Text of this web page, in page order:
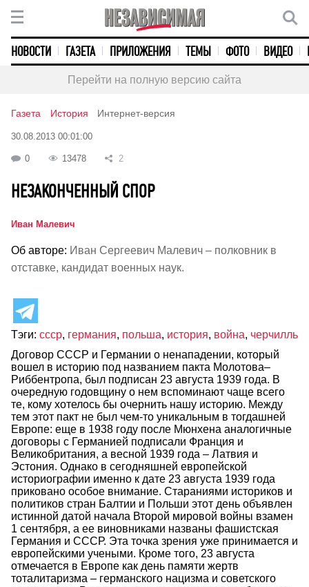
НОВОСТИ ГАЗЕТА ПРИЛОЖЕНИЯ ТЕМЫ ФОТО ВИДЕО
Перейти на полную версию сайта
Газета История Интернет-версия
30.08.2013 00:01:00
0 13478 2
НЕЗАКОНЧЕННЫЙ СПОР
Иван Малевич
Об авторе: Иван Сергеевич Малевич – полковник в
отставке, кандидат военных наук.
Тэги: ссср, германия, польша, история, война, черчилль
Договор СССР и Германии о ненападении, который
вошел в историю под названием пакта Молотова–
Риббентропа, был подписан 23 августа 1939 года. В
очередную годовщину о нем вспоминают чаще всего
те, кому хотелось бы очернить нашу историю. Между
тем этот пакт не был чем-то уникальным в тогдашней
Европе: еще в 1938 году после Мюнхена аналогичные
договоры с Германией подписали Франция и
Великобритания, а весной 1939 года – Латвия и
Эстония. Однако в сегодняшней европейской
историографии именно к дате 23 августа 1939 года
приковано особое внимание. Стараниями историков и
политиков стран Балтии и Польши этот день объявлен
истинной датой начала Второй мировой войны взамен
1 сентября, а ее виновниками названы фашистская
Германия и СССР. Эта точка зрения уже принимается и
европейскими учеными. Кроме того, 23 августа
отмечается в Европе как день памяти жертв
тоталитаризма – германского нацизма и советского